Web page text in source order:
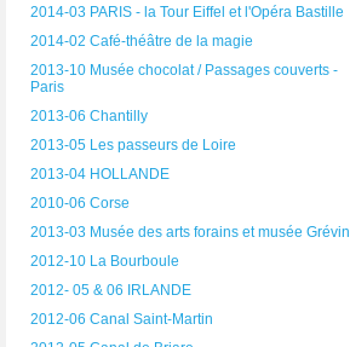
2014-03 PARIS - la Tour Eiffel et l'Opéra Bastille
2014-02 Café-théâtre de la magie
2013-10 Musée chocolat / Passages couverts -
Paris
2013-06 Chantilly
2013-05 Les passeurs de Loire
2013-04 HOLLANDE
2010-06 Corse
2013-03 Musée des arts forains et musée Grévin
2012-10 La Bourboule
2012- 05 & 06 IRLANDE
2012-06 Canal Saint-Martin